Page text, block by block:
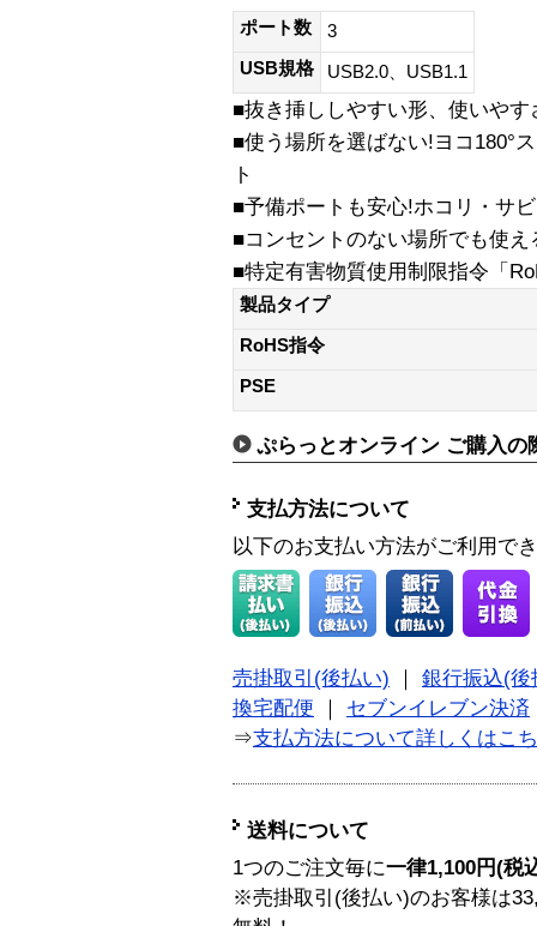
ポート数
3
USB規格
USB2.0、USB1.1
■抜き挿ししやすい形、使いやす
■使う場所を選ばない!ヨコ180°
ト
■予備ポートも安心!ホコリ・サ
■コンセントのない場所でも使
■特定有害物質使用制限指令「
製品タイプ
RoHS指令
PSE
ぷらっとオンライン ご購入の
支払方法について
以下のお支払い方法がご利用で
売掛取引(後払い) ｜ 銀行振込(後
換宅配便 ｜ セブンイレブン決済
⇒支払方法について詳しくはこ
送料について
1つのご注文毎に一律1,100円(税
※売掛取引(後払い)のお客様は